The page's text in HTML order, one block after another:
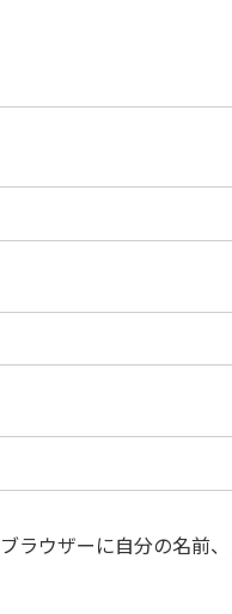
ラウザーに自分の名前